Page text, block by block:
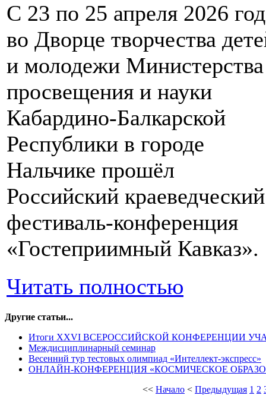
С 23 по 25 апреля 2026
во Дворце творчества
и молодежи Министерства
просвещения и науки
Кабардино-Балкарской
Республики в городе
Нальчике прошёл
Российский краеведческий
фестиваль-конференция
«Гостеприимный Кавказ».
Читать полностью
Другие статьи...
Итоги XXVI ВСЕРОССИЙСКОЙ КОНФЕРЕНЦИИ
Междисциплинарный семинар
Весенний тур тестовых олимпиад «Интеллект-экспресс»
ОНЛАЙН-КОНФЕРЕНЦИЯ «КОСМИЧЕСКОЕ
<< Начало < Предыдущая 1 2